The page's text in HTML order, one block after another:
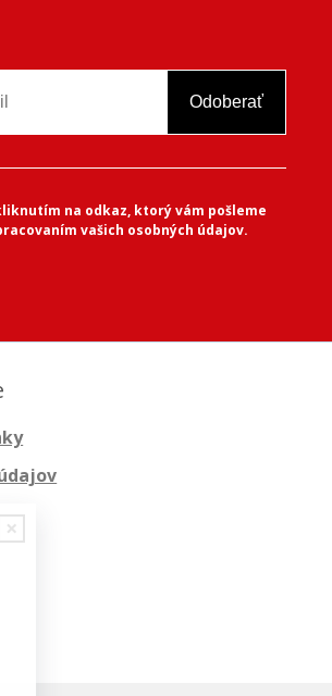
Odoberať
na odkaz, ktorý vám pošleme
vašich osobných údajov.